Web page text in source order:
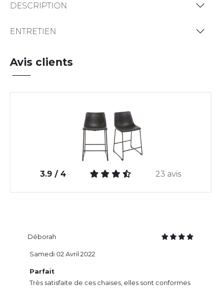
DESCRIPTION
ENTRETIEN
Avis clients
3.9 / 4 23 avis
Déborah
Parfait
Très satisfaite de ces chaises, elles sont conformes
Samedi 02 Avril 2022